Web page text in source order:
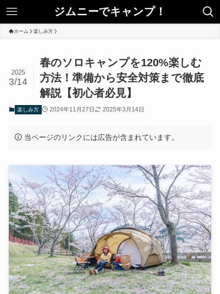
ジムニーでキャンプ！
ホーム 楽しみ方
春のソロキャンプを120%楽しむ
方法！準備から安全対策まで徹底
解説【初心者必見】
2025
3/14
楽しみ方 2024年11月27日 2025年3月14日
当ページのリンクには広告が含まれています。